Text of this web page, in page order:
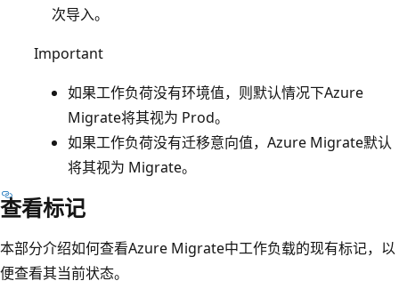
次导入。
Important
如果工作负荷没有环境值，则默认情况下Azure
Migrate将其视为 Prod。
如果工作负荷没有迁移意向值，Azure Migrate默认
将其视为 Migrate。
查看标记
本部分介绍如何查看Azure Migrate中工作负载的现有标记，以
便查看其当前状态。